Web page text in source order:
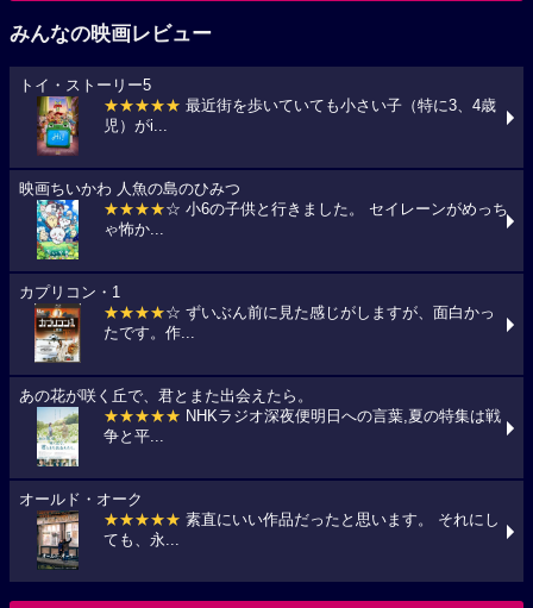
みんなの映画レビュー
トイ・ストーリー5
★★★★★ 最近街を歩いていても小さい子（特に3、4歳
児）がi...
映画ちいかわ 人魚の島のひみつ
★★★★☆ 小6の子供と行きました。 セイレーンがめっち
ゃ怖か...
カプリコン・1
★★★★☆ ずいぶん前に見た感じがしますが、面白かっ
たです。作...
あの花が咲く丘で、君とまた出会えたら。
★★★★★ NHKラジオ深夜便明日への言葉,夏の特集は戦
争と平...
オールド・オーク
★★★★★ 素直にいい作品だったと思います。 それにし
ても、永...